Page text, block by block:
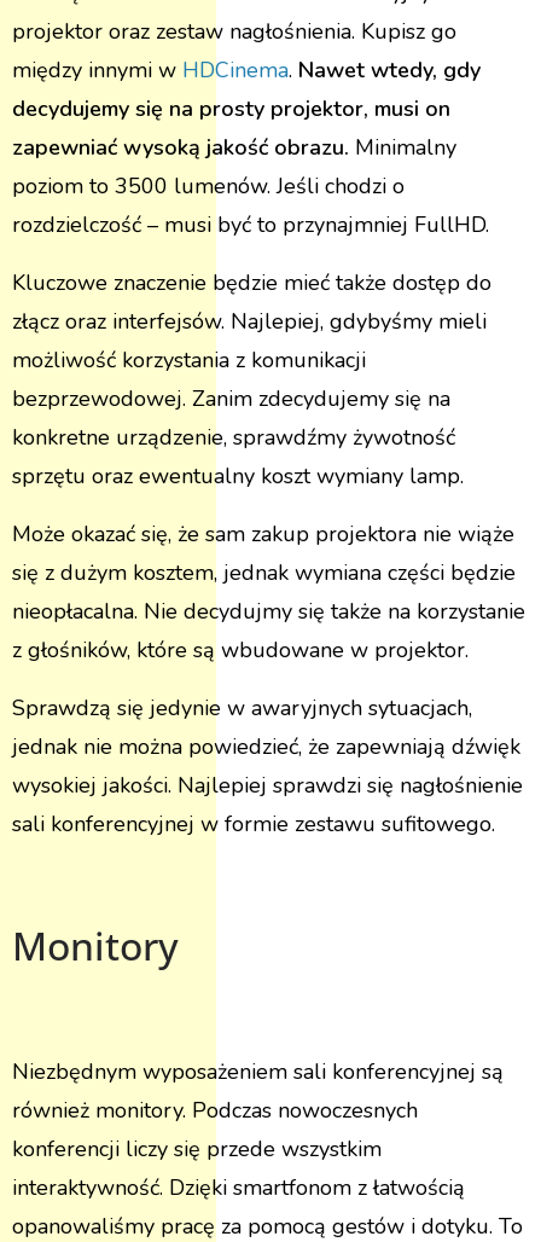
projektor oraz zestaw nagłośnienia. Kupisz go
między innymi w HDCinema. Nawet wtedy, gdy
decydujemy się na prosty projektor, musi on
zapewniać wysoką jakość obrazu. Minimalny
poziom to 3500 lumenów. Jeśli chodzi o
rozdzielczość – musi być to przynajmniej FullHD.
Kluczowe znaczenie będzie mieć także dostęp do
złącz oraz interfejsów. Najlepiej, gdybyśmy mieli
możliwość korzystania z komunikacji
bezprzewodowej. Zanim zdecydujemy się na
konkretne urządzenie, sprawdźmy żywotność
sprzętu oraz ewentualny koszt wymiany lamp.
Może okazać się, że sam zakup projektora nie wiąże
się z dużym kosztem, jednak wymiana części będzie
nieopłacalna. Nie decydujmy się także na korzystanie
z głośników, które są wbudowane w projektor.
Sprawdzą się jedynie w awaryjnych sytuacjach,
jednak nie można powiedzieć, że zapewniają dźwięk
wysokiej jakości. Najlepiej sprawdzi się nagłośnienie
sali konferencyjnej w formie zestawu sufitowego.
Monitory
Niezbędnym wyposażeniem sali konferencyjnej są
również monitory. Podczas nowoczesnych
konferencji liczy się przede wszystkim
interaktywność. Dzięki smartfonom z łatwością
opanowaliśmy pracę za pomocą gestów i dotyku. To